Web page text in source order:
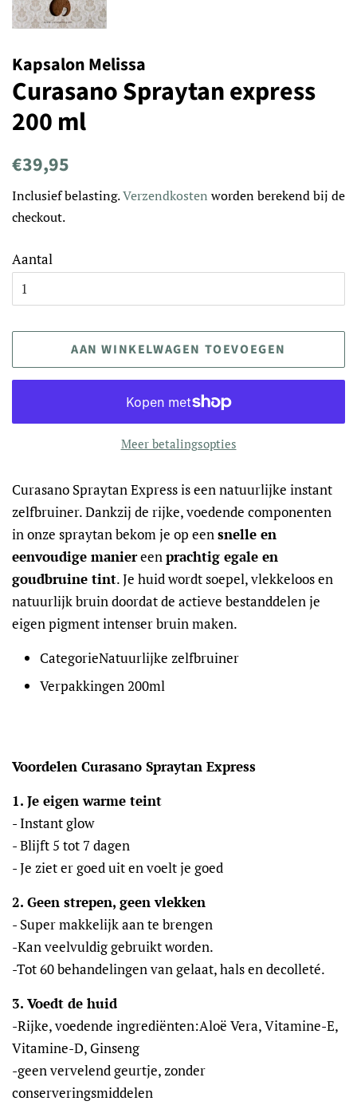
Kapsalon Melissa
Curasano Spraytan express
200 ml
Normale
€39,95
Inclusief belasting.Verzendkosten worden berekend bij de
checkout.
Aantal
AAN WINKELWAGEN TOEVOEGEN
Meer betalingsopties
Curasano Spraytan Express is een natuurlijke instant
zelfbruiner. Dankzij de rijke, voedende componenten
in onze spraytan bekom je op eensnelle en
eenvoudige maniereenprachtig egale en
goudbruine tint. Je huid wordt soepel, vlekkeloos en
natuurlijk bruin doordat de actieve bestanddelen je
eigen pigment intenser bruin maken.
CategorieNatuurlijke zelfbruiner
Verpakkingen200ml
Voordelen Curasano Spraytan Express
1. Je eigen warme teint
- Instant glow
- Blijft 5 tot 7 dagen
- Je ziet er goed uit en voelt je goed
2. Geen strepen, geen vlekken
- Super makkelijk aan te brengen
-Kan veelvuldig gebruikt worden.
-Tot 60 behandelingen van gelaat, hals en decolleté.
3. Voedt de huid
-Rijke, voedende ingrediënten:Aloë Vera, Vitamine-E,
Vitamine-D, Ginseng
-geen vervelend geurtje, zonder
conserveringsmiddelen